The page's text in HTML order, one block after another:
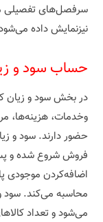
سرفصل‌های تفصیلی
نیزنمایش داده
حساب سود و
در بخش سود و زیان
وخدمات، هزینه‌ها،
حضور دارند. سود و
فروش شروع شده و پس
اضافه‌کردن موجودی
محاسبه می‌کند. سود
می‌شود و تعداد